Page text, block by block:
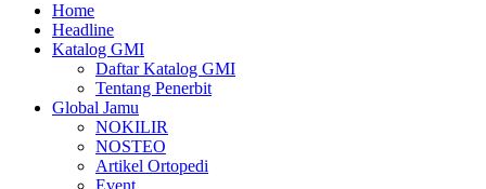
Home
Headline
Katalog GMI
Daftar Katalog GMI
Tentang Penerbit
Global Jamu
NOKILIR
NOSTEO
Artikel Ortopedi
Event